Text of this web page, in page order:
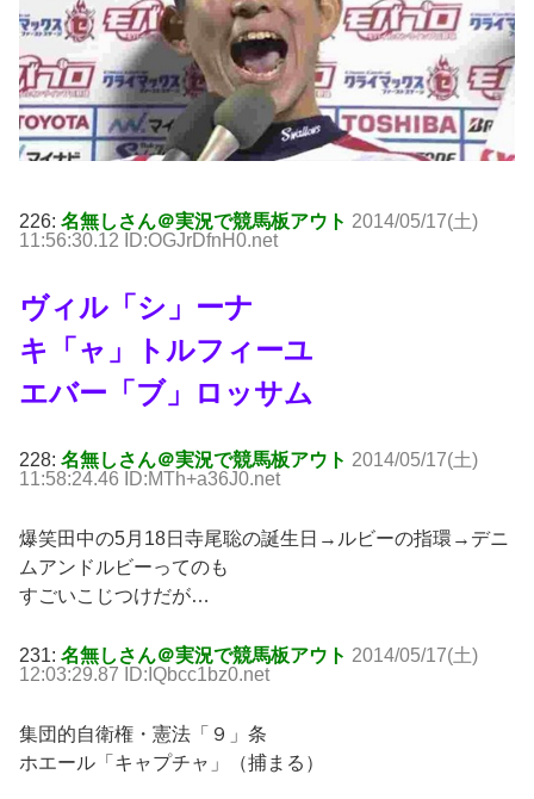
226: 名無しさん＠実況で競馬板アウト 2014/05/17(土)
11:56:30.12 ID:OGJrDfnH0.net
ヴィル「シ」ーナ
キ「ャ」トルフィーユ
エバー「ブ」ロッサム
228: 名無しさん＠実況で競馬板アウト 2014/05/17(土)
11:58:24.46 ID:MTh+a36J0.net
爆笑田中の5月18日寺尾聡の誕生日→ルビーの指環→デニ
ムアンドルビーってのも
すごいこじつけだが…
231: 名無しさん＠実況で競馬板アウト 2014/05/17(土)
12:03:29.87 ID:IQbcc1bz0.net
集団的自衛権・憲法「９」条
ホエール「キャプチャ」（捕まる）